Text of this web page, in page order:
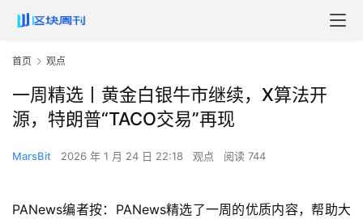
首页 观点
一周精选丨黄金白银牛市继续，X算法开
源，特朗普“TACO交易”再现
MarsBit 2026 年 1 月 24 日 22:18 观点 阅读 744
PANews编者按：PANews精选了一周的优质内容，帮助大